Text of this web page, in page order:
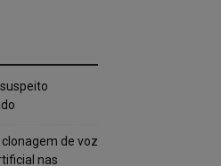
de voz
nas